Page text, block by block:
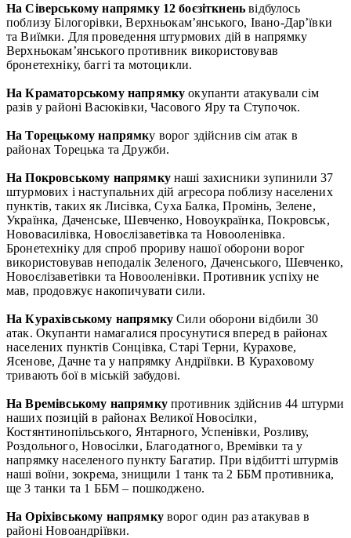
На Сіверському напрямку 12 боєзіткнень відбулось
поблизу Білогорівки, Верхньокам’янського, Івано-Дар’ївки
та Виїмки. Для проведення штурмових дій в напрямку
Верхньокам’янського противник використовував
бронетехніку, баггі та мотоцикли.
На Краматорському напрямку окупанти атакували сім
разів у районі Васюківки, Часового Яру та Ступочок.
На Торецькому напрямку ворог здійснив сім атак в
районах Торецька та Дружби.
На Покровському напрямкунаші захисники зупинили 37
штурмових і наступальних дій агресора поблизу населених
пунктів, таких як Лисівка, Суха Балка, Промінь, Зелене,
Українка, Даченське, Шевченко, Новоукраїнка, Покровськ,
Нововасилівка, Новоєлізаветівка та Новооленівка.
Бронетехніку для спроб прориву нашої оборони ворог
використовував неподалік Зеленого, Даченського, Шевченко,
Новоєлізаветівки та Новооленівки. Противник успіху не
мав, продовжує накопичувати сили.
На Курахівському напрямку Сили оборони відбили 30
атак. Окупанти намагалися просунутися вперед в районах
населених пунктів Сонцівка, Старі Терни, Курахове,
Ясенове, Дачне та у напрямку Андріївки. В Кураховому
тривають бої в міській забудові.
На Времівському напрямкупротивник здійснив 44 штурми
наших позицій в районах Великої Новосілки,
Костянтинопільського, Янтарного, Успенівки, Розливу,
Роздольного, Новосілки, Благодатного, Времівки та у
напрямку населеного пункту Багатир. При відбитті штурмів
наші воїни, зокрема, знищили 1 танк та 2 ББМ противника,
ще 3 танки та 1 ББМ – пошкоджено.
На Оріхівському напрямкуворог один раз атакував в
районі Новоандріївки.